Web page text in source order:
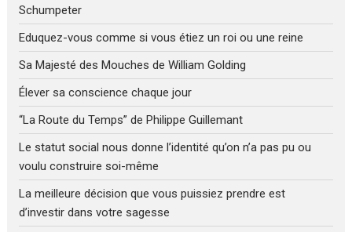
Schumpeter
Eduquez-vous comme si vous étiez un roi ou une reine
Sa Majesté des Mouches de William Golding
Élever sa conscience chaque jour
“La Route du Temps” de Philippe Guillemant
Le statut social nous donne l’identité qu’on n’a pas pu ou
voulu construire soi-même
La meilleure décision que vous puissiez prendre est
d’investir dans votre sagesse